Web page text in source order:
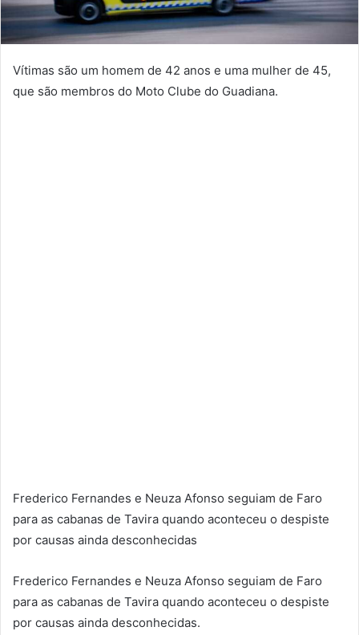
Vítimas são um homem de 42 anos e uma mulher de 45,
que são membros do Moto Clube do Guadiana.
Frederico Fernandes e Neuza Afonso seguiam de Faro
para as cabanas de Tavira quando aconteceu o despiste
por causas ainda desconhecidas
Frederico Fernandes e Neuza Afonso seguiam de Faro
para as cabanas de Tavira quando aconteceu o despiste
por causas ainda desconhecidas.